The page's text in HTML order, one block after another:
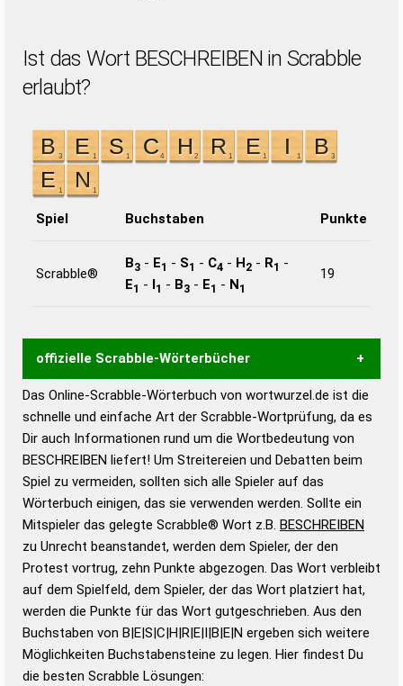
Ist das Wort BESCHREIBEN in Scrabble
erlaubt?
Spiel Buchstaben Punkte
Scrabble®
B3 - E1 - S1 - C4 - H2 - R1 -
E1 - I1 - B3 - E1 - N1
19
offizielle Scrabble-Wörterbücher
Wortwurzel liefert mit Hilfe eines semantischen
Wortanalyse-Algorithmus gute Anhaltspunkte zu
Wortbedeutung, Worttrennung und Wortform, um die
Gültigkeit eines Wortes für das Scrabble-Spiel zu
bestimmen! zugelassene Turnier Scrabble-
Wörterbücher sind:
Duden – Standardwerk in 12 Bänden
Duden – Richtiges und gutes
Deutsch
Duden – Die deutsche Grammatik
Duden – Deutsches
Das Online-Scrabble-Wörterbuch von wortwurzel.de ist die
schnelle und einfache Art der Scrabble-Wortprüfung, da es
Dir auch Informationen rund um die Wortbedeutung von
BESCHREIBEN liefert! Um Streitereien und Debatten beim
Spiel zu vermeiden, sollten sich alle Spieler auf das
Wörterbuch einigen, das sie verwenden werden. Sollte ein
Mitspieler das gelegte Scrabble® Wort z.B. BESCHREIBEN
zu Unrecht beanstandet, werden dem Spieler, der den
Protest vortrug, zehn Punkte abgezogen. Das Wort verbleibt
auf dem Spielfeld, dem Spieler, der das Wort platziert hat,
werden die Punkte für das Wort gutgeschrieben. Aus den
Buchstaben von B|E|S|C|H|R|E|I|B|E|N ergeben sich weitere
Möglichkeiten Buchstabensteine zu legen. Hier findest Du
die besten Scrabble Lösungen: